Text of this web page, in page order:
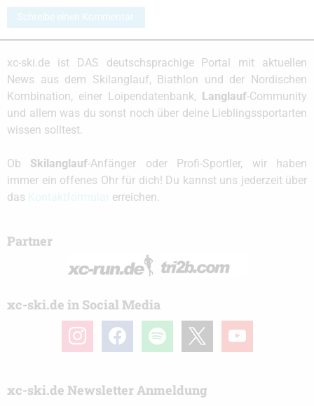
Schreibe einen Kommentar
xc-ski.de ist DAS deutschsprachige Portal mit aktuellen
News aus dem Skilanglauf, Biathlon und der Nordischen
Kombination, einer Loipendatenbank, Langlauf-Community
und allem was du sonst noch über deine Lieblingssportarten
wissen solltest.
Ob Skilanglauf-Anfänger oder Profi-Sportler, wir haben
immer ein offenes Ohr für dich! Du kannst uns jederzeit über
das
erreichen.
Partner
xc-ski.de in Social Media
instagramfacebook spotify youtube
xc-ski.de Newsletter Anmeldung